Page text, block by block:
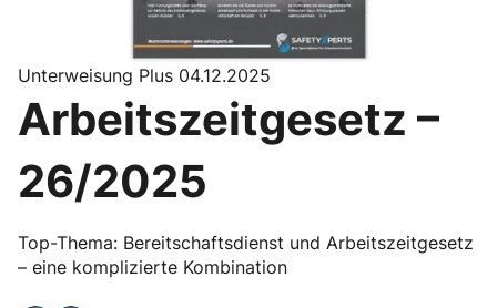
Unterweisung Plus 04.12.2025
Arbeitszeitgesetz –
26/2025
Top-Thema: Bereitschaftsdienst und Arbeitszeitgesetz
– eine komplizierte Kombination